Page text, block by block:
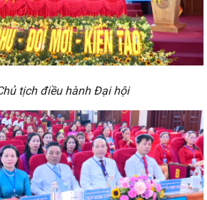
tịch điều hành Đại hội